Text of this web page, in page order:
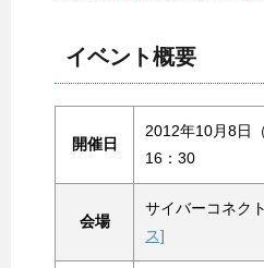
イベント概要
開催日
2012年10月8日
16：30
会場
サイバーコネク
ス]